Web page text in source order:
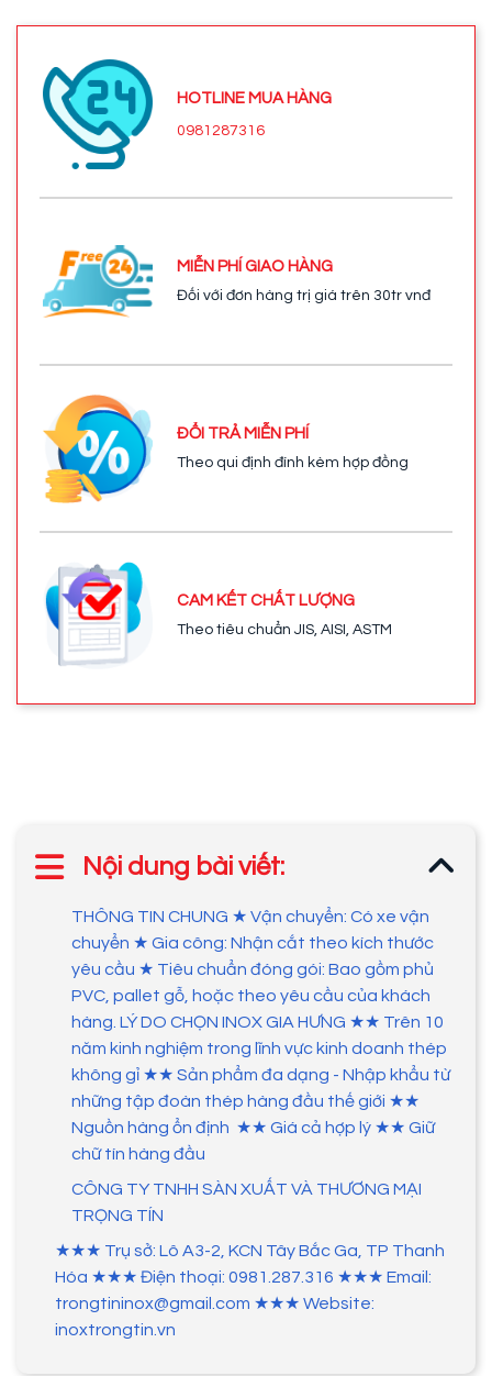
HOTLINE MUA HÀNG
0981287316
MIỄN PHÍ GIAO HÀNG
Đối với đơn hàng trị giá trên 30tr vnđ
ĐỔI TRẢ MIỄN PHÍ
Theo qui định đính kèm hợp đồng
CAM KẾT CHẤT LƯỢNG
Theo tiêu chuẩn JIS, AISI, ASTM
Nội dung bài viết:
THÔNG TIN CHUNG ★ Vận chuyển: Có xe vận
chuyển ★ Gia công: Nhận cắt theo kích thước
yêu cầu ★ Tiêu chuẩn đóng gói: Bao gồm phủ
PVC, pallet gỗ, hoặc theo yêu cầu của khách
hàng. LÝ DO CHỌN INOX GIA HƯNG ★★ Trên 10
năm kinh nghiệm trong lĩnh vực kinh doanh thép
không gỉ ★★ Sản phẩm đa dạng - Nhập khẩu từ
những tập đoàn thép hàng đầu thế giới ★★
Nguồn hàng ổn định ★★ Giá cả hợp lý ★★ Giữ
chữ tín hàng đầu
CÔNG TY TNHH SÀN XUẤT VÀ THƯƠNG MẠI
TRỌNG TÍN
★★★ Trụ sở: Lô A3-2, KCN Tây Bắc Ga, TP Thanh
Hóa ★★★ Điện thoại: 0981.287.316 ★★★ Email:
trongtininox@gmail.com ★★★ Website:
inoxtrongtin.vn